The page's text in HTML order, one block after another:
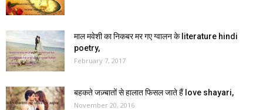
माल मवेशी का निकबर मर गए ग्वालन के literature hindi
poetry,
February 7, 2017
बहकते जज़्बातों से हालात फिसल जाते हैं love shayari,
November 20, 2016